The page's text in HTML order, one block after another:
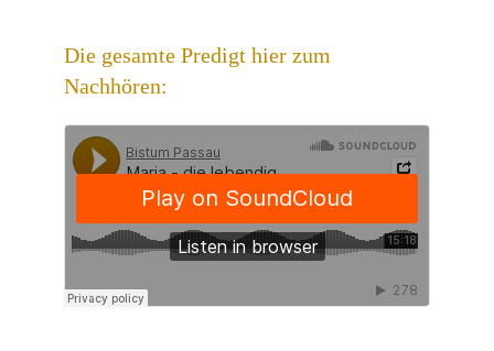
Die gesamte Predigt hier zum
Nachhören: